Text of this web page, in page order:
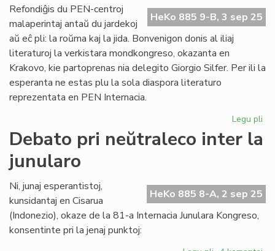
meritas
precizigon
kaj
refuton
HeKo 885 9-B, 3 sep 25
Refondiĝis du PEN-centroj
malaperintaj antaŭ du jardekoj
aŭ eĉ pli: la roŭma kaj la jida. Bonvenigon donis al iliaj
literaturoj la verkistara mondkongreso, okazanta en
Krakovo, kie partoprenas nia delegito Giorgio Silfer. Per ili la
esperanta ne estas plu la sola diaspora literaturo
reprezentata en PEN Internacia.
Legu pli
Debato pri neŭtraleco inter la
junularo
HeKo 885 8-A, 2 sep 25
Ni, junaj esperantistoj,
kunsidantaj en Cisarua
(Indonezio), okaze de la 81-a Internacia Junulara Kongreso,
konsentinte pri la jenaj punktoj: